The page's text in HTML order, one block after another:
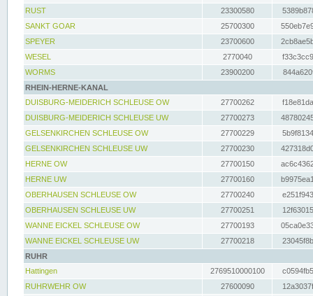
RUST
23300580
SANKT GOAR
25700300
SPEYER
23700600
WESEL
2770040
WORMS
23900200
RHEIN-HERNE-KANAL
DUISBURG-MEIDERICH SCHLEUSE OW
27700262
DUISBURG-MEIDERICH SCHLEUSE UW
27700273
GELSENKIRCHEN SCHLEUSE OW
27700229
GELSENKIRCHEN SCHLEUSE UW
27700230
HERNE OW
27700150
HERNE UW
27700160
OBERHAUSEN SCHLEUSE OW
27700240
OBERHAUSEN SCHLEUSE UW
27700251
WANNE EICKEL SCHLEUSE OW
27700193
WANNE EICKEL SCHLEUSE UW
27700218
RUHR
Hattingen
2769510000100
RUHRWEHR OW
27600090